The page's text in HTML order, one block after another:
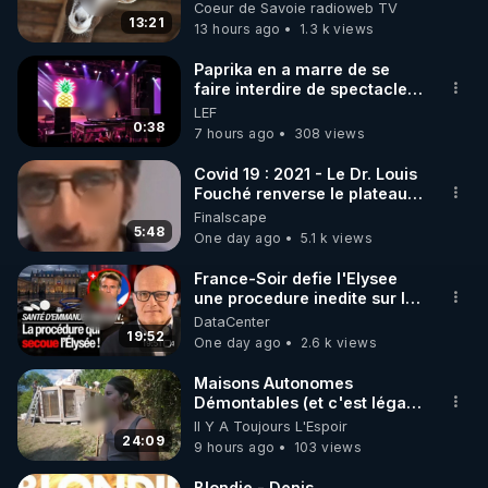
https://www.instagram.com/rdlr_thierrycasasnovas/
http://rgnr.li/instagram
🌱 LA NEWSLETTER
Pour ne pas rater l’actualité RGNR (stages,
http://rgnr.li/news
🌱 VIDÉOS NON CENSURÉES SUR ODYSEE
Toutes les vidéos Youtube sont aussi sur la
http://rgnr.li/odysee
🌱 LES STAGES EN PRÉSENTIEL
http://rgnr.li/stages
13:21
Coeur de Savoie radioweb TV
13 hours ago
1.3 k views
0:38
Paprika en a marre de se
faire interdire de spectacle.
Elle décide donc de devenir
DJ !
LEF
7 hours ago
308 views
5:48
Covid 19 : 2021 - Le Dr. Louis
Fouché renverse le plateau
de CNews !
Finalscape
One day ago
5.1 k views
19:52
France-Soir defie l'Elysee
une procedure inedite sur la
sante du president - Nexus
DataCenter
One day ago
2.6 k views
24:09
Maisons Autonomes
Démontables (et c'est légal).
Visite éco village en
Bretagne
Il Y A Toujours L'Espoir
9 hours ago
103 views